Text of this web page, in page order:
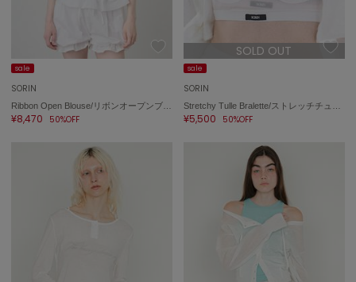
sale
SORIN
¥8,470 50%OFF
SOLD OUT
sale
SORIN
¥5,500 50%OFF